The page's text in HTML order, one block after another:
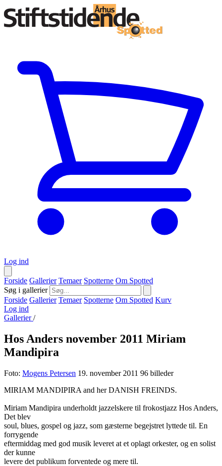
Log ind
Forside Gallerier Temaer Spotterne Om Spotted
Søg i gallerier
Forside Gallerier Temaer Spotterne Om Spotted Kurv
Log ind
Gallerier/
Hos Anders november 2011 Miriam
Mandipira
Foto: Mogens Petersen 19. november 2011 96 billeder
MIRIAM MANDIPIRA and her DANISH FREINDS.
Miriam Mandipira underholdt jazzelskere til frokostjazz Hos Anders,
Det blev
soul, blues, gospel og jazz, som gæsterne begejstret lyttede til. En
forrygende
eftermiddag med god musik leveret at et oplagt orkester, og en solist
der kunne
levere det publikum forventede og mere til.